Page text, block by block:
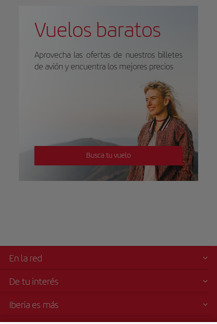
Vuelos baratos
Aprovecha las ofertas de nuestros billetes
de avión y encuentra los mejores precios
Busca tu vuelo
En la red
De tu interés
Iberia es más